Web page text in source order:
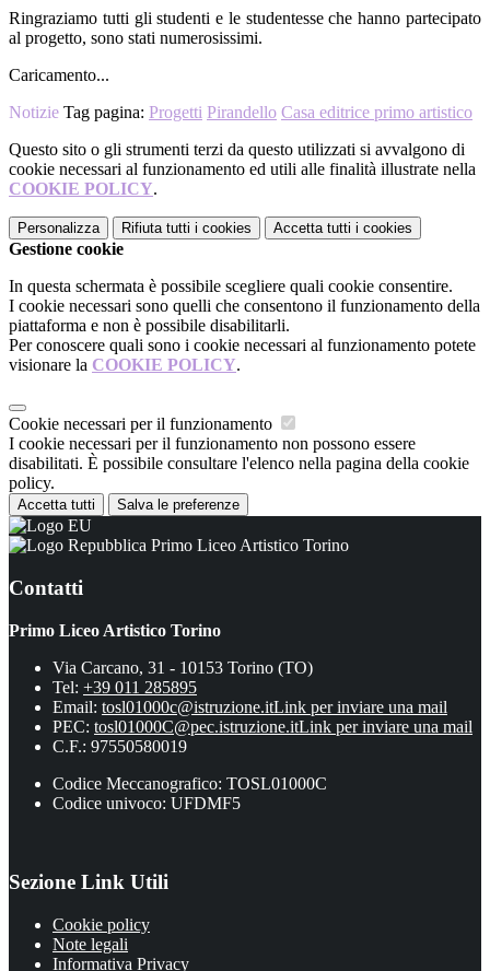
Ringraziamo tutti gli studenti e le studentesse che hanno partecipato
al progetto, sono stati numerosissimi.
Caricamento...
Notizie Tag pagina: Progetti Pirandello Casa editrice primo artistico
Questo sito o gli strumenti terzi da questo utilizzati si avvalgono di
cookie necessari al funzionamento ed utili alle finalità illustrate nella
COOKIE POLICY.
Personalizza Rifiuta tutti i cookies Accetta tutti i cookies
Gestione cookie
In questa schermata è possibile scegliere quali cookie consentire.
I cookie necessari sono quelli che consentono il funzionamento della
piattaforma e non è possibile disabilitarli.
Per conoscere quali sono i cookie necessari al funzionamento potete
visionare la COOKIE POLICY.
Cookie necessari per il funzionamento
I cookie necessari per il funzionamento non possono essere
disabilitati. È possibile consultare l'elenco nella pagina della cookie
policy.
Accetta tutti Salva le preferenze
Primo Liceo Artistico Torino
Contatti
Primo Liceo Artistico Torino
Via Carcano, 31 - 10153 Torino (TO)
Tel: +39 011 285895
Email: tosl01000c@istruzione.itLink per inviare una mail
PEC: tosl01000C@pec.istruzione.itLink per inviare una mail
C.F.: 97550580019
Codice Meccanografico: TOSL01000C
Codice univoco: UFDMF5
Sezione Link Utili
Cookie policy
Note legali
Informativa Privacy